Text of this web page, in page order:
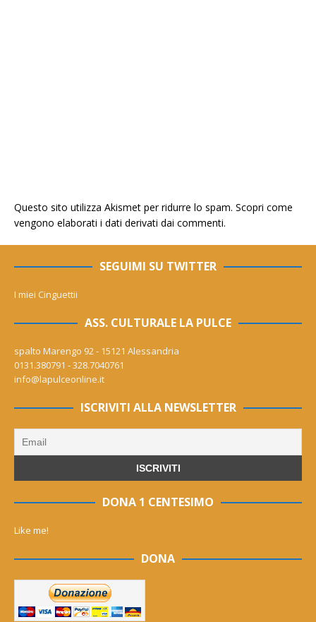
Questo sito utilizza Akismet per ridurre lo spam. Scopri come
vengono elaborati i dati derivati dai commenti.
SEGUIMI SU TWITTER
I miei Cinguettii
ASS. CULTURALE LA PULCE
spalto Marengo 92 - 15121 Alessandria
0131.380791 - 328.7040761
info@lapulceonline.it
ISCRIVITI ALLA NEWSLETTER
DONA 1 CENTESIMO
Like me!
DONA